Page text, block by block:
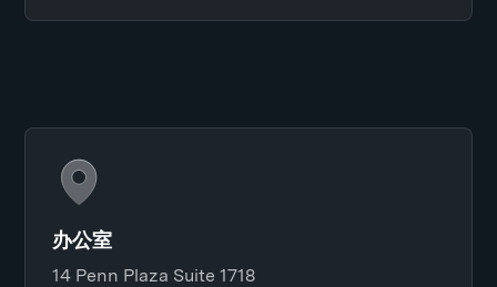
办公室
14 Penn Plaza Suite 1718